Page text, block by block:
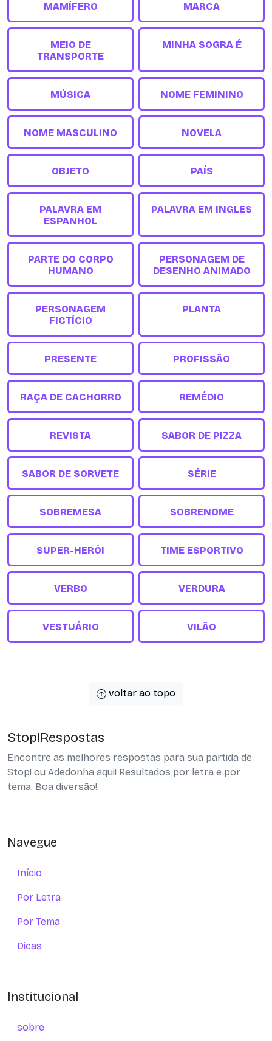
MAMÍFERO MARCA
MEIO DE
TRANSPORTE
MINHA SOGRA É
MÚSICA NOME FEMININO
NOME MASCULINO NOVELA
OBJETO PAÍS
PALAVRA EM
ESPANHOL
PALAVRA EM INGLES
PARTE DO CORPO
HUMANO
PERSONAGEM DE
DESENHO ANIMADO
PERSONAGEM
FICTÍCIO
PLANTA
PRESENTE PROFISSÃO
RAÇA DE CACHORRO REMÉDIO
REVISTA SABOR DE PIZZA
SABOR DE SORVETE SÉRIE
SOBREMESA SOBRENOME
SUPER-HERÓI TIME ESPORTIVO
VERBO VERDURA
VESTUÁRIO VILÃO
voltar ao topo
Stop!Respostas
Encontre as melhores respostas para sua partida de
Stop! ou Adedonha aqui! Resultados por letra e por
tema. Boa diversão!
Navegue
Início
Por Letra
Por Tema
Dicas
Institucional
sobre